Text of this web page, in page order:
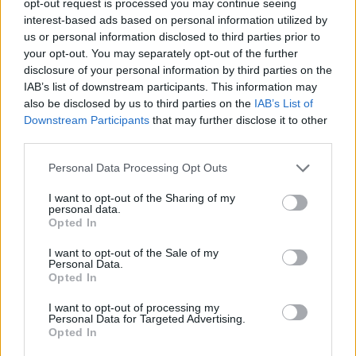
opt-out request is processed you may continue seeing
interest-based ads based on personal information utilized by
us or personal information disclosed to third parties prior to
your opt-out. You may separately opt-out of the further
disclosure of your personal information by third parties on the
IAB’s list of downstream participants. This information may
also be disclosed by us to third parties on the IAB’s List of
Downstream Participants that may further disclose it to other
Personal Data Processing Opt Outs
I want to opt-out of the Sharing of my
personal data.
Opted In
I want to opt-out of the Sale of my
Personal Data.
Opted In
I want to opt-out of processing my
Personal Data for Targeted Advertising.
Opted In
Βόλος: 26χρονος απείλησε να
σφάξει τη μητέρα του και
χτύπησε τον αδελφό του για το
πρωινό
ΠΡΙΝ 8 ΏΡΕΣ
Τα προβλήματα ξεκίνησαν μετά την
επιστροφή του από τον στρατό
Δημοκρατικών στη Χαβάη
τρώει ξύλο
υποψήφιο των Δημοκρατικών για το
Κογκρέσο στη Χαβάη, μετά από
εμπλάκηκε σε βίαιη συμπλοκή